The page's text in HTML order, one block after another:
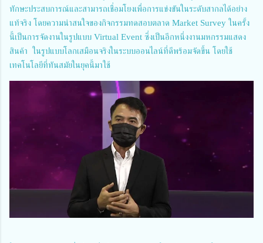
ทักษะประสบการณ์และสามารถเชื่อมโยงเพื่อการแข่งขันในระดับสากลได้อย่าง
แท้จริง โดยความน่าสนใจของกิจกรรมทดสอบตลาด Market Survey ในครั้ง
นี้เป็นการจัดงานในรูปแบบ Virtual Event ซึ่งเป็นอีกหนึ่งงานมหกรรมแสดง
สินค้า ในรูปแบบโลกเสมือนจริงในระบบออนไลน์ที่ดีพร้อมจัดขึ้น โดยใช้
เทคโนโลยีที่ทันสมัยในยุคนี้มาใช้